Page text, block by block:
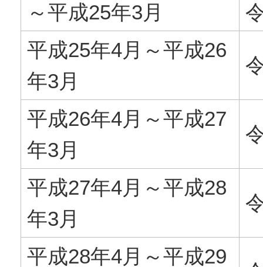
～平成25年3月
平成25年4月～平成26
年3月
平成26年4月～平成27
年3月
平成27年4月～平成28
年3月
平成28年4月～平成29